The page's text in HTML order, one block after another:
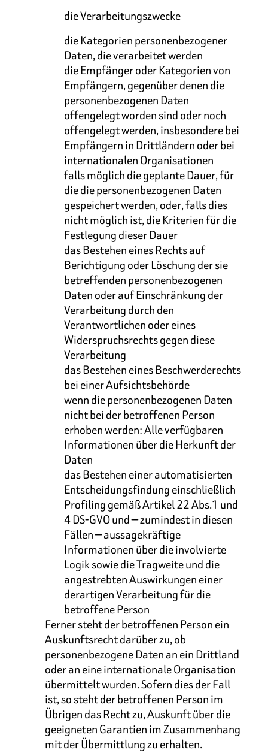
die Verarbeitungszwecke
die Kategorien personenbezogener
Daten, die verarbeitet werden
die Empfänger oder Kategorien von
Empfängern, gegenüber denen die
personenbezogenen Daten
offengelegt worden sind oder noch
offengelegt werden, insbesondere bei
Empfängern in Drittländern oder bei
internationalen Organisationen
falls möglich die geplante Dauer, für
die die personenbezogenen Daten
gespeichert werden, oder, falls dies
nicht möglich ist, die Kriterien für die
Festlegung dieser Dauer
das Bestehen eines Rechts auf
Berichtigung oder Löschung der sie
betreffenden personenbezogenen
Daten oder auf Einschränkung der
Verarbeitung durch den
Verantwortlichen oder eines
Widerspruchsrechts gegen diese
Verarbeitung
das Bestehen eines Beschwerderechts
bei einer Aufsichtsbehörde
wenn die personenbezogenen Daten
nicht bei der betroffenen Person
erhoben werden: Alle verfügbaren
Informationen über die Herkunft der
Daten
das Bestehen einer automatisierten
Entscheidungsfindung einschließlich
Profiling gemäß Artikel 22 Abs.1 und
4 DS-GVO und — zumindest in diesen
Fällen — aussagekräftige
Informationen über die involvierte
Logik sowie die Tragweite und die
angestrebten Auswirkungen einer
derartigen Verarbeitung für die
betroffene Person
Ferner steht der betroffenen Person ein
Auskunftsrecht darüber zu, ob
personenbezogene Daten an ein Drittland
oder an eine internationale Organisation
übermittelt wurden. Sofern dies der Fall
ist, so steht der betroffenen Person im
Übrigen das Recht zu, Auskunft über die
geeigneten Garantien im Zusammenhang
mit der Übermittlung zu erhalten.